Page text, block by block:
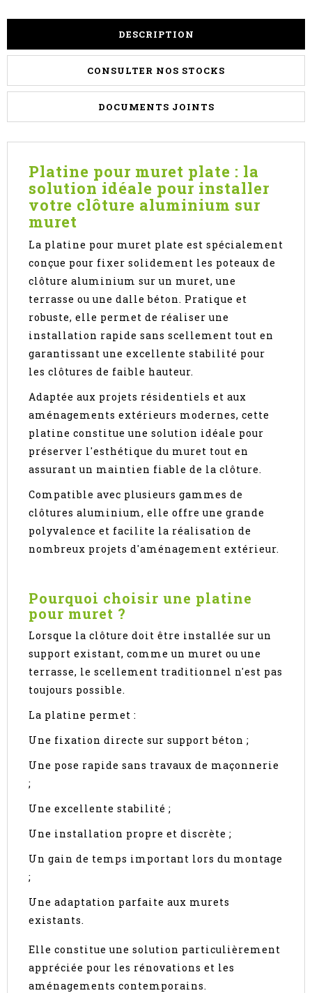
DESCRIPTION
CONSULTER NOS STOCKS
DOCUMENTS JOINTS
Platine pour muret plate : la
solution idéale pour installer
votre clôture aluminium sur
muret
La platine pour muret plate est spécialement
conçue pour fixer solidement les poteaux de
clôture aluminium sur un muret, une
terrasse ou une dalle béton. Pratique et
robuste, elle permet de réaliser une
installation rapide sans scellement tout en
garantissant une excellente stabilité pour
les clôtures de faible hauteur.
Adaptée aux projets résidentiels et aux
aménagements extérieurs modernes, cette
platine constitue une solution idéale pour
préserver l'esthétique du muret tout en
assurant un maintien fiable de la clôture.
Compatible avec plusieurs gammes de
clôtures aluminium, elle offre une grande
polyvalence et facilite la réalisation de
nombreux projets d'aménagement extérieur.
Pourquoi choisir une platine
pour muret ?
Lorsque la clôture doit être installée sur un
support existant, comme un muret ou une
terrasse, le scellement traditionnel n'est pas
toujours possible.
La platine permet :
Une fixation directe sur support béton ;
Une pose rapide sans travaux de maçonnerie
;
Une excellente stabilité ;
Une installation propre et discrète ;
Un gain de temps important lors du montage
;
Une adaptation parfaite aux murets
existants.
Elle constitue une solution particulièrement
appréciée pour les rénovations et les
aménagements contemporains.